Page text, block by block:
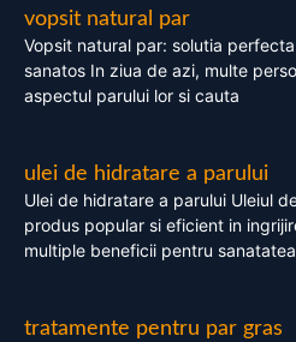
vopsit natural par
Vopsit natural par: solutia
sanatos In ziua de azi, multe
aspectul parului lor si cauta
ulei de hidratare a parului
Ulei de hidratare a parului Uleiul
produs popular si eficient in
multiple beneficii pentru sanatatea
tratamente pentru par gras